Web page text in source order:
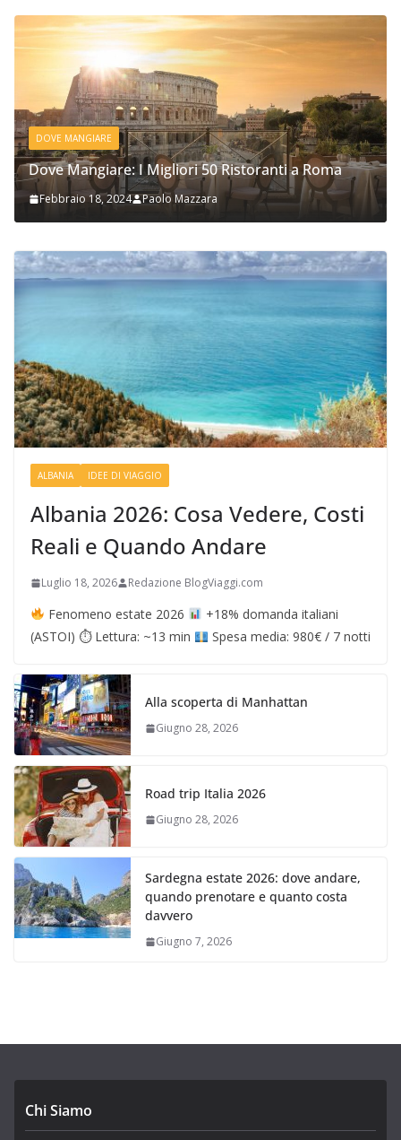
DOVE MANGIARE
Dove Mangiare: I Migliori 50 Ristoranti a Roma
Febbraio 18, 2024 Paolo Mazzara
ALBANIA IDEE DI VIAGGIO
Albania 2026: Cosa Vedere, Costi
Reali e Quando Andare
Luglio 18, 2026 Redazione BlogViaggi.com
Fenomeno estate 2026
+18% domanda italiani
(ASTOI) ⏱ Lettura: ~13 min
Spesa media: 980€ / 7 notti
Alla scoperta di Manhattan
Giugno 28, 2026
Road trip Italia 2026
Giugno 28, 2026
Sardegna estate 2026: dove andare,
quando prenotare e quanto costa
davvero
Giugno 7, 2026
Chi Siamo